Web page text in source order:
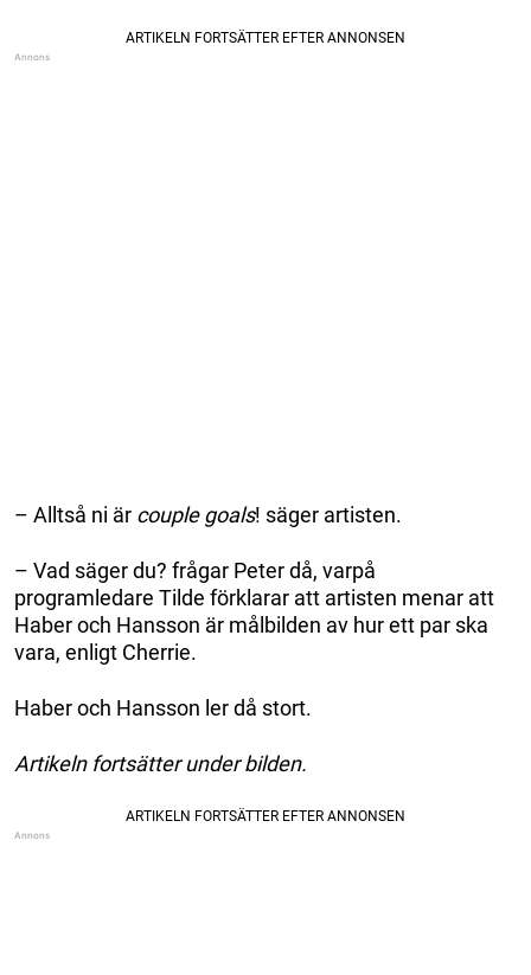
– Alltså ni är couple goals! säger artisten.
– Vad säger du? frågar Peter då, varpå
programledare Tilde förklarar att artisten menar att
Haber och Hansson är målbilden av hur ett par ska
vara, enligt Cherrie.
Haber och Hansson ler då stort.
Artikeln fortsätter under bilden.